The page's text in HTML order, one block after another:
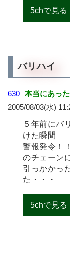
5chで見る
バリハイ
630 本当にあっ
2005/08/03(水)
５年前にバ
けた瞬間
警報発令！
のチェーン
引っかかっ
た・・・
5chで見る